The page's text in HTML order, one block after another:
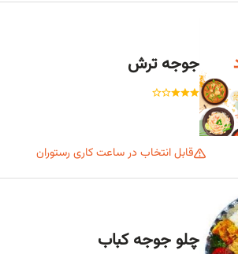
جوجه ترش
قابل انتخاب در ساعت کاری رستوران
چلو جوجه کباب